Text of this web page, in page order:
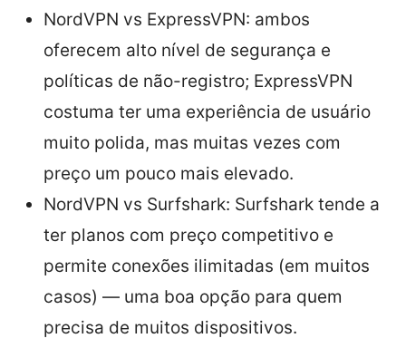
NordVPN vs ExpressVPN: ambos
oferecem alto nível de segurança e
políticas de não-registro; ExpressVPN
costuma ter uma experiência de usuário
muito polida, mas muitas vezes com
preço um pouco mais elevado.
NordVPN vs Surfshark: Surfshark tende a
ter planos com preço competitivo e
permite conexões ilimitadas (em muitos
casos) — uma boa opção para quem
precisa de muitos dispositivos.